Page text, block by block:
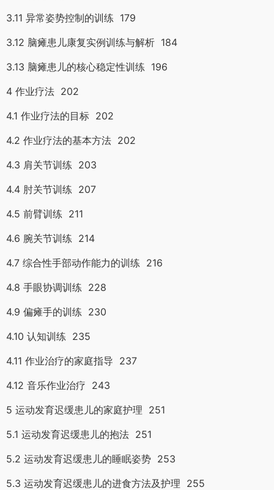
3.11 异常姿势控制的训练 179
3.12 脑瘫患儿康复实例训练与解析 184
3.13 脑瘫患儿的核心稳定性训练 196
4 作业疗法 202
4.1 作业疗法的目标 202
4.2 作业疗法的基本方法 202
4.3 肩关节训练 203
4.4 肘关节训练 207
4.5 前臂训练 211
4.6 腕关节训练 214
4.7 综合性手部动作能力的训练 216
4.8 手眼协调训练 228
4.9 偏瘫手的训练 230
4.10 认知训练 235
4.11 作业治疗的家庭指导 237
4.12 音乐作业治疗 243
5 运动发育迟缓患儿的家庭护理 251
5.1 运动发育迟缓患儿的抱法 251
5.2 运动发育迟缓患儿的睡眠姿势 253
5.3 运动发育迟缓患儿的进食方法及护理 255